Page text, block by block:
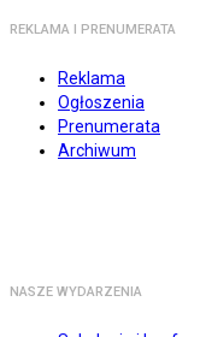
REKLAMA I PRENUMERATA
Reklama
Ogłoszenia
Prenumerata
Archiwum
NASZE WYDARZENIA